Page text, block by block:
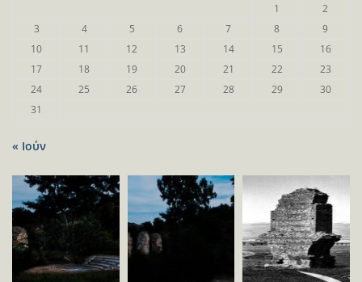
1
2
3
4 5 6 7 8
9
10
11 12 13 14 15
16
17
18 19 20 21 22
23
24
25 26 27 28 29
30
31
« Ιούν